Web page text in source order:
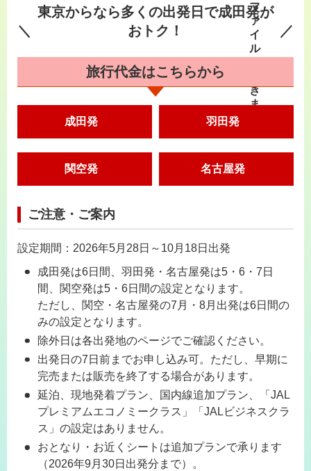
東京からなら多くの出発日で成田発が
おトク！
旅行代金はこちらから
成田発 羽田発
関空発 名古屋発
ご注意・ご案内
設定期間：2026年5月28日～10月18日出発
成田発は6日間、羽田発・名古屋発は5・6・7日
間、関空発は5・6日間の設定となります。
ただし、関空・名古屋発の7月・8月出発は6日間の
みの設定となります。
除外日は各出発地のページでご確認ください。
出発日の7日前までお申し込み可。ただし、早期に
完売または販売を終了する場合があります。
延泊、現地発着プラン、国内線追加プラン、「JAL
プレミアムエコノミークラス」「JALビジネスクラ
ス」の設定はありません。
おとなり・お近くシートは追加プランで承ります
（2026年9月30日出発分まで）。